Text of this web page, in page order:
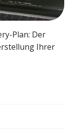
Plan: Der
Ihrer